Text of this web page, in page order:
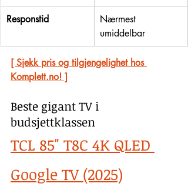
Responstid
Nærmest
umiddelbar
[ Sjekk pris og tilgjengelighet hos
Komplett.no! ]
Beste gigant TV i
budsjettklassen
TCL 85" T8C 4K QLED
Google TV (2025)